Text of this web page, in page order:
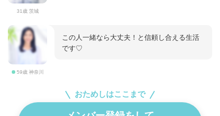
31歳 茨城
59歳 神奈川
この人一緒なら大丈夫！と信頼し合える生活
です♡
おためしはここまで